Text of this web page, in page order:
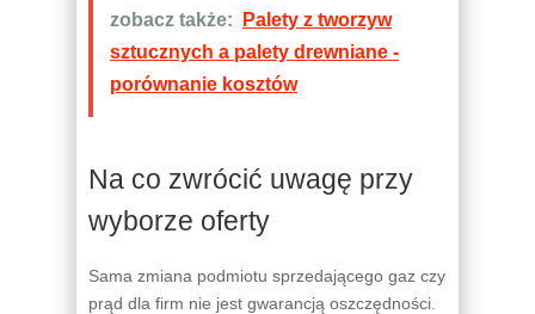
zobacz także:
Palety z tworzyw
sztucznych a palety drewniane -
porównanie kosztów
Na co zwrócić uwagę przy
wyborze oferty
Sama zmiana podmiotu sprzedającego gaz czy
prąd dla firm nie jest gwarancją oszczędności.